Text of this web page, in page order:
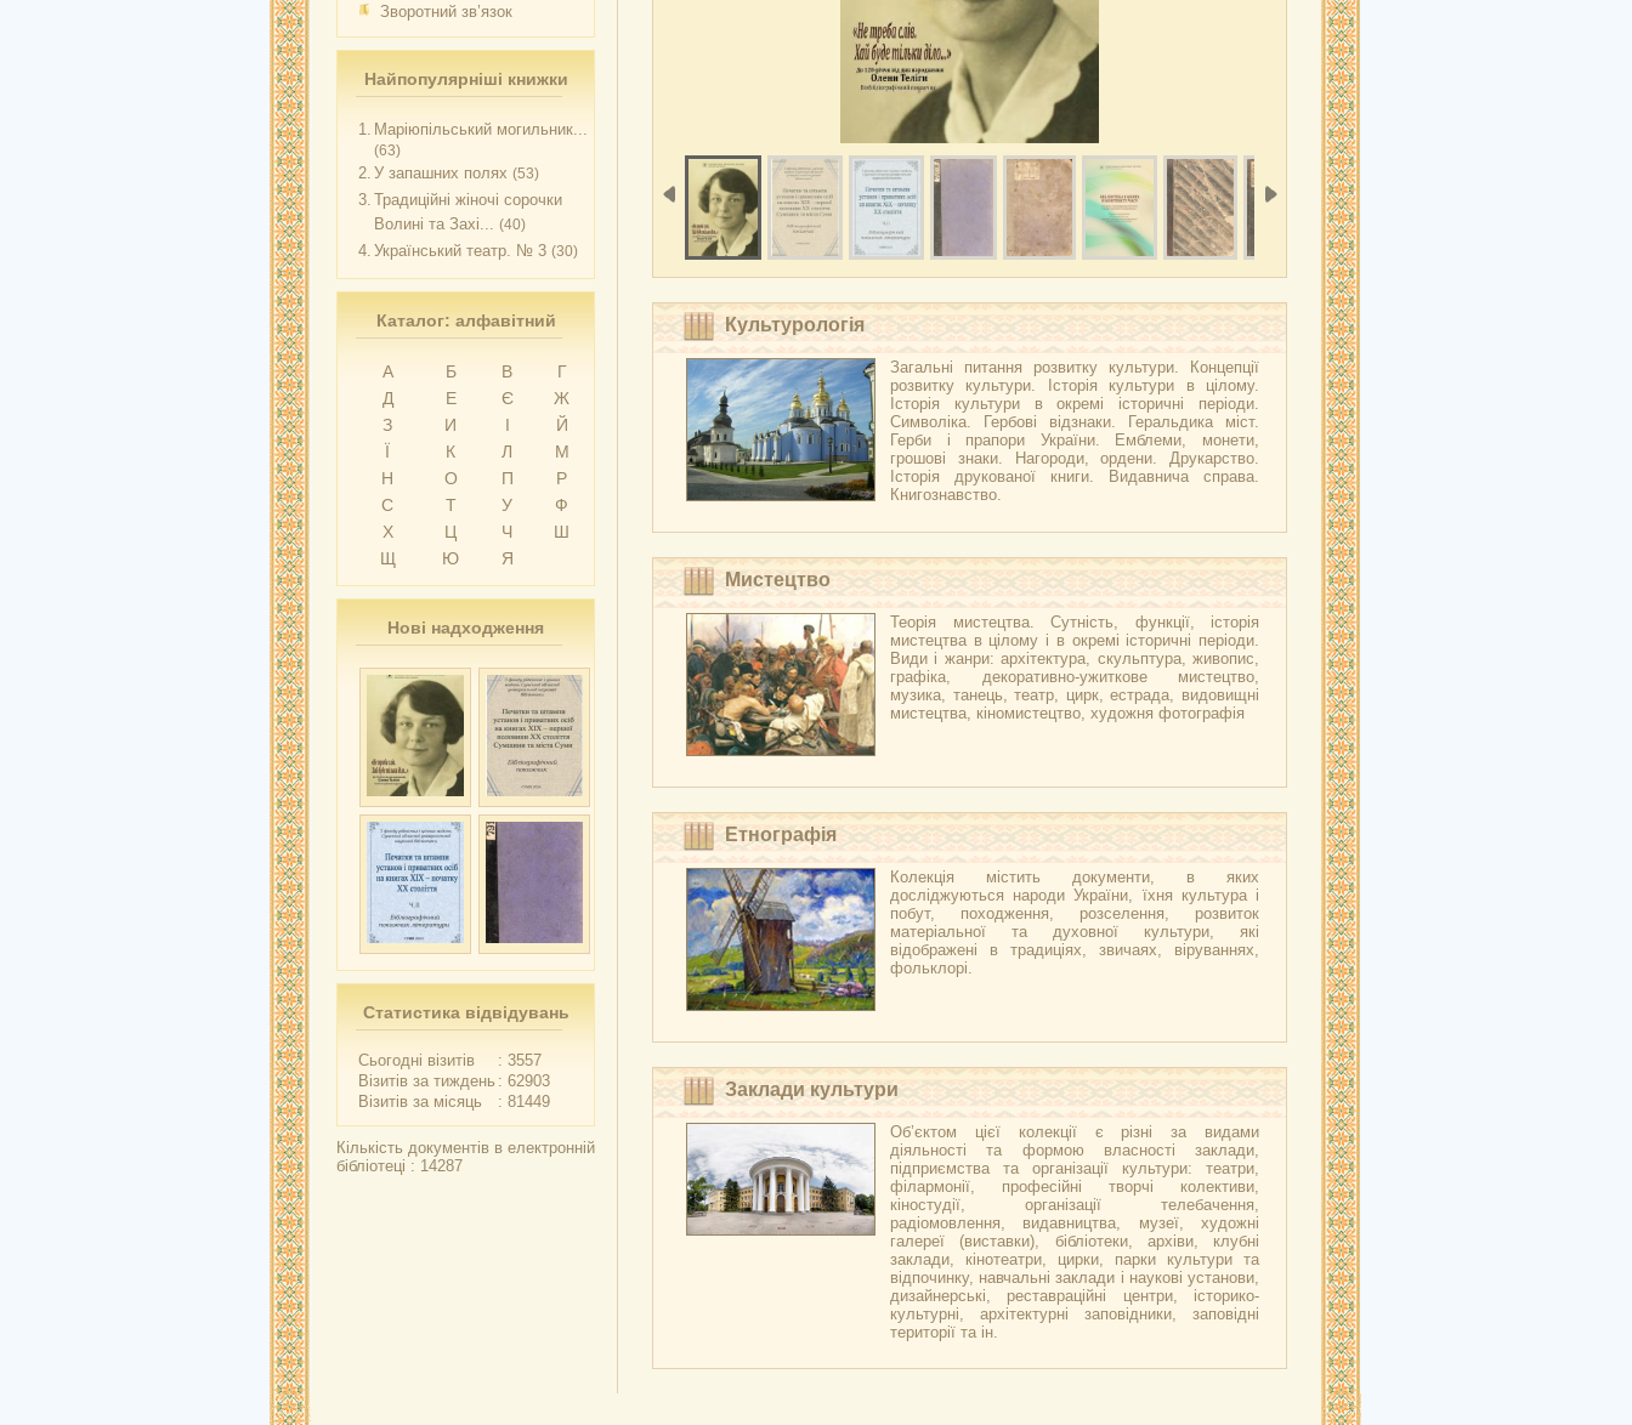
Зворотний зв’язок
Найпопулярніші книжки
1. Маріюпільський могильник...
(63)
2. У запашних полях (53)
3. Традиційні жіночі сорочки
Волині та Захі... (40)
4. Український театр. № 3 (30)
Каталог: алфавітний
А Б В
Г
Д
Е Є
Ж
З
И І
Й
Ї
К Л
М
Н
О П
Р
С
Т У
Ф
Х
Ц Ч
Ш
Щ
Ю Я
Нові надходження
Статистика відвідувань
Сьогодні візитів
: 3557
Візитів за тиждень : 62903
Візитів за місяць
: 81449
Кількість документів в електронній
бібліотеці : 14287
Культурологія
Загальні питання розвитку культури. Концепції
розвитку культури. Історія культури в цілому.
Історія культури в окремі історичні періоди.
Символіка. Гербові відзнаки. Геральдика міст.
Герби і прапори України. Емблеми, монети,
грошові знаки. Нагороди, ордени. Друкарство.
Історія друкованої книги. Видавнича справа.
Книгознавство.
Мистецтво
Теорія мистецтва. Сутність, функції, історія
мистецтва в цілому і в окремі історичні періоди.
Види і жанри: архітектура, скульптура, живопис,
графіка, декоративно-ужиткове мистецтво,
музика, танець, театр, цирк, естрада, видовищні
мистецтва, кіномистецтво, художня фотографія
Етнографія
Колекція містить документи, в яких
досліджуються народи України, їхня культура і
побут, походження, розселення, розвиток
матеріальної та духовної культури, які
відображені в традиціях, звичаях, віруваннях,
фольклорі.
Заклади культури
Об’єктом цієї колекції є різні за видами
діяльності та формою власності заклади,
підприємства та організації культури: театри,
філармонії, професійні творчі колективи,
кіностудії, організації телебачення,
радіомовлення, видавництва, музеї, художні
галереї (виставки), бібліотеки, архіви, клубні
заклади, кінотеатри, цирки, парки культури та
відпочинку, навчальні заклади і наукові установи,
дизайнерські, реставраційні центри, історико-
культурні, архітектурні заповідники, заповідні
території та ін.